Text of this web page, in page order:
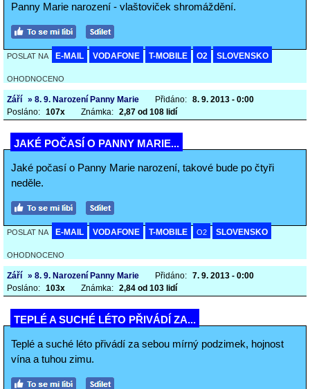
Panny Marie narození - vlaštoviček shromáždění.
POSLAT NA E-MAIL VODAFONE T-MOBILE O2 SLOVENSKO
OHODNOCENO
Září » 8. 9. Narození Panny Marie Přidáno: 8. 9. 2013 - 0:00
Posláno: 107x Známka: 2,87 od 108 lidí
JAKÉ POČASÍ O PANNY MARIE...
Jaké počasí o Panny Marie narození, takové bude po čtyři
neděle.
POSLAT NA E-MAIL VODAFONE T-MOBILE O2 SLOVENSKO
OHODNOCENO
Září » 8. 9. Narození Panny Marie Přidáno: 7. 9. 2013 - 0:00
Posláno: 103x Známka: 2,84 od 103 lidí
TEPLÉ A SUCHÉ LÉTO PŘIVÁDÍ ZA...
Teplé a suché léto přivádí za sebou mírný podzimek, hojnost
vína a tuhou zimu.